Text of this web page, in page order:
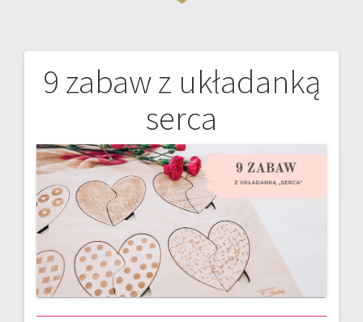
9 zabaw z układanką
serca
Nawigacja